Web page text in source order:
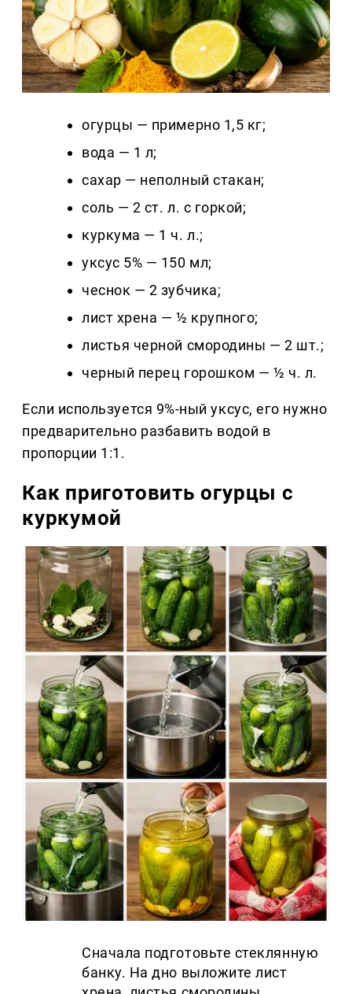
огурцы — примерно 1,5 кг;
вода — 1 л;
сахар — неполный стакан;
соль — 2 ст. л. с горкой;
куркума — 1 ч. л.;
уксус 5% — 150 мл;
чеснок — 2 зубчика;
лист хрена — ½ крупного;
листья черной смородины — 2 шт.;
черный перец горошком — ½ ч. л.
Если используется 9%-ный уксус, его нужно
предварительно разбавить водой в
пропорции 1:1.
Как приготовить огурцы с
куркумой
Сначала подготовьте стеклянную
банку. На дно выложите лист